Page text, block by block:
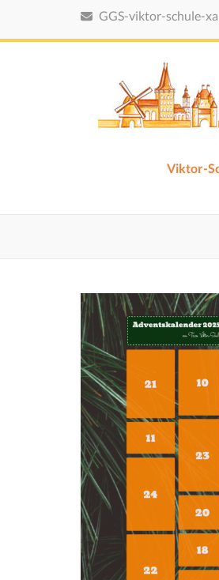
springen
GGS-viktor-schule-
Viktor-